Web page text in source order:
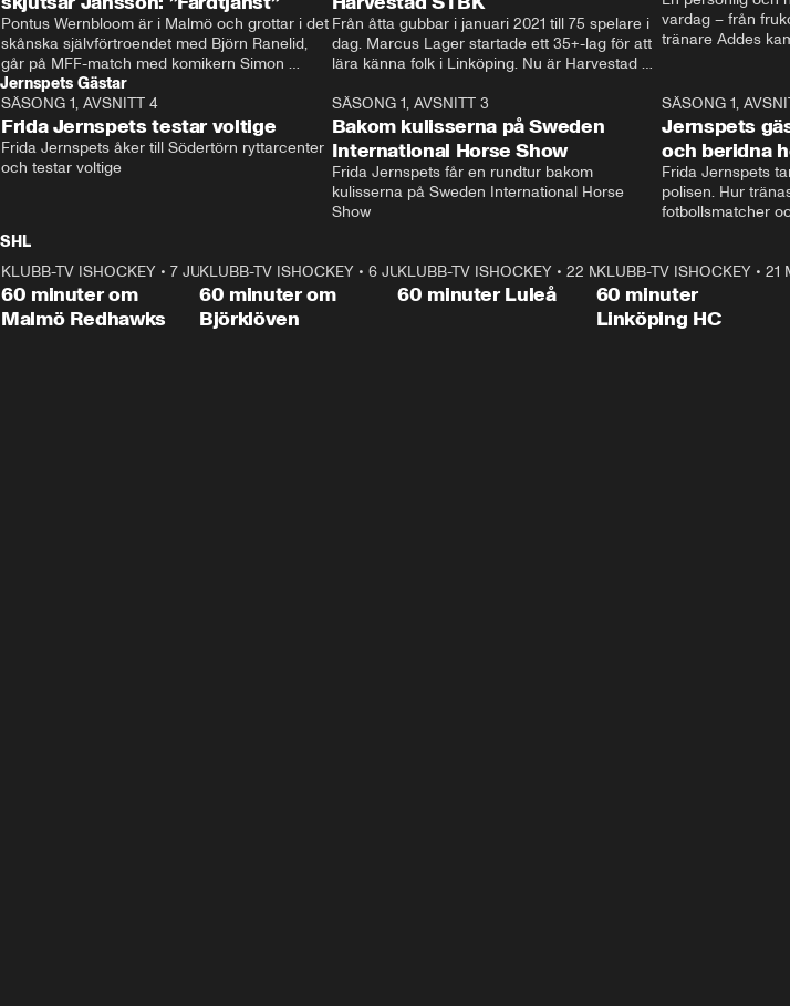
Pontus Wernbloom är i Malmö och grottar i det
skånska självförtroendet med Björn Ranelid,
går på MFF-match med komikern Simon
”Chippen” Svensson och hjälper skadade
Från åtta gubbar i januari 2021 till 75 spelare i
dag. Marcus Lager startade ett 35+-lag för att
lära känna folk i Linköping. Nu är Harvestad
rakt in i värmen.
vardag – från
tränare Addes
Jernspets Gästar
SÄSONG 1, AVSNITT 4
Frida Jernspets testar voltige
Frida Jernspets åker till Södertörn ryttarcenter
och testar voltige
14:14
SÄSONG 1, AVSNITT 3
Bakom kulisserna på Sweden
International Horse Show
Frida Jernspets får en rundtur bakom
kulisserna på Sweden International Horse
Show
SÄSONG 1,
Jernspets
och beridna
Frida Jernspets
polisen. Hur
fotbollsmatcher
vaktar slottet.
SHL
Plus
1:02:53
KLUBB-TV ISHOCKEY • 7 JUNI
60 minuter om
Malmö Redhawks
1:00:59
KLUBB-TV ISHOCKEY •6 JUNI
60 minuter om
Björklöven
Plus 1:00:28
KLUBB-TV ISHOCKEY •22 MAJ
60 minuter Luleå
Plus
KLUBB-TV ISHOCKEY• 21
60 minuter
Linköping HC